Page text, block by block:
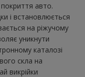
авто.
і встановлюється
на ріжучому
уникнути
каталозі
скла на
викрійки